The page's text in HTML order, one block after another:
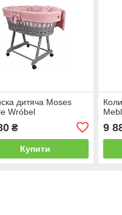
дитяча Moses
Wróbel
₴
Купити
9